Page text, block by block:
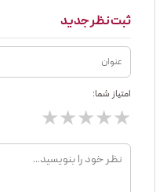
ثبت نظر جدید
امتیاز شما:
★
★
★
★
★